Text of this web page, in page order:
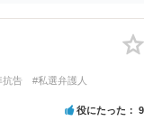
。この場合は警察官か
裁送致され少年審判にな
法違反の不法投棄の罪
入れられることはまず
いうわけでもなけれ
ます。少年院送致や逆
抗告
#私選弁護人
役にたった 9